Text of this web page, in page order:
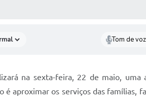
Tom de
na sexta-feira, 22 de maio, uma
aproximar os serviços das famílias,